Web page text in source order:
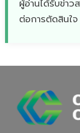
ผู้อ่านได้รับข่าว
ต่อการตัดสินใจ